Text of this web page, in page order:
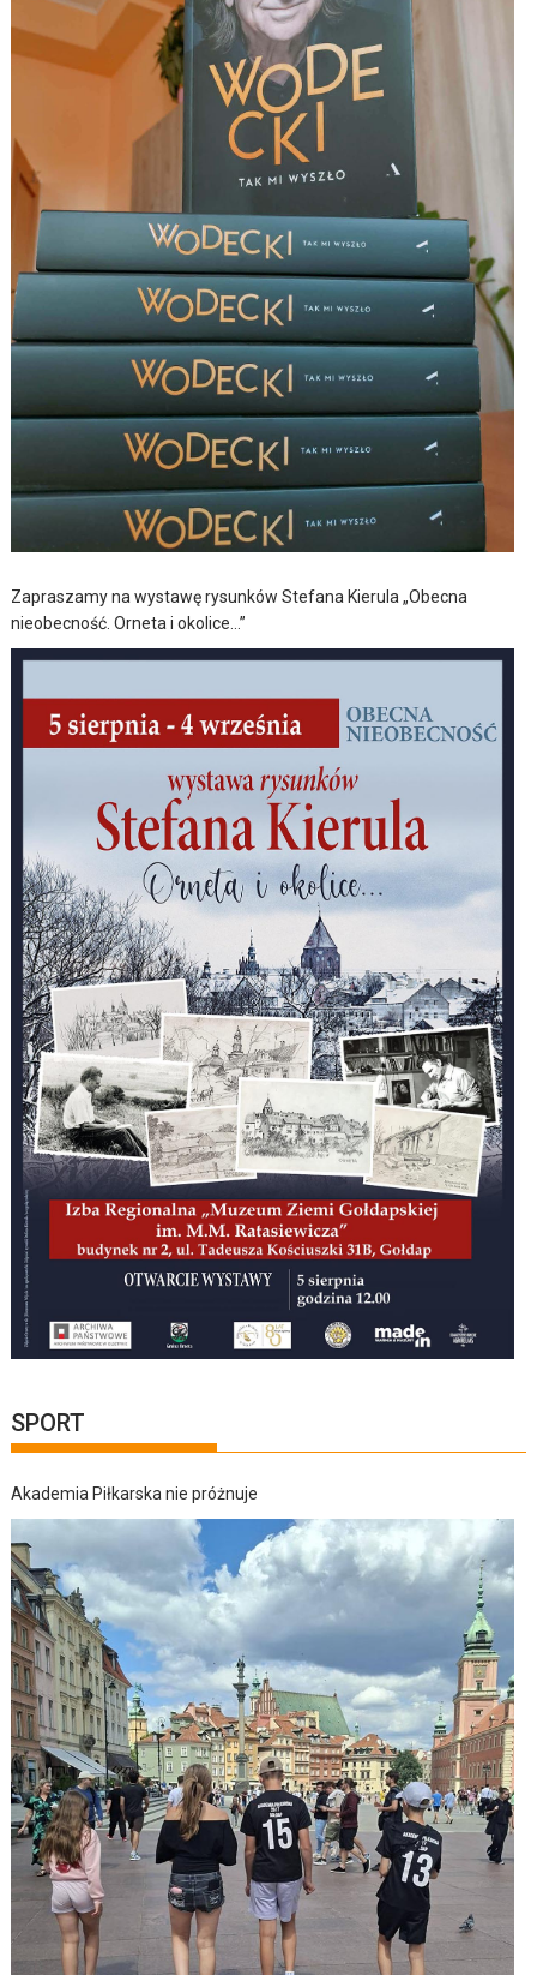
Zapraszamy na wystawę rysunków Stefana Kierula „Obecna
nieobecność. Orneta i okolice…”
SPORT
Akademia Piłkarska nie próżnuje